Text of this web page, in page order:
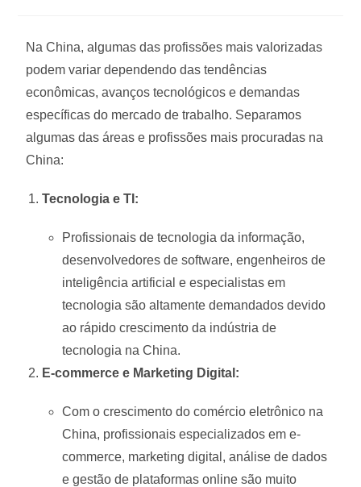
Na China, algumas das profissões mais valorizadas
podem variar dependendo das tendências
econômicas, avanços tecnológicos e demandas
específicas do mercado de trabalho. Separamos
algumas das áreas e profissões mais procuradas na
China:
Tecnologia e TI:
Profissionais de tecnologia da informação,
desenvolvedores de software, engenheiros de
inteligência artificial e especialistas em
tecnologia são altamente demandados devido
ao rápido crescimento da indústria de
tecnologia na China.
E-commerce e Marketing Digital:
Com o crescimento do comércio eletrônico na
China, profissionais especializados em e-
commerce, marketing digital, análise de dados
e gestão de plataformas online são muito